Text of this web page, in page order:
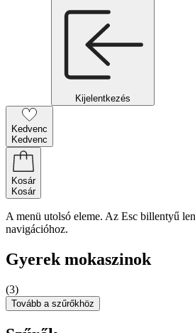
Kijelentkezés
Kedvenc
Kedvenc
Kosár
Kosár
A menü utolsó eleme. Az Esc billentyű
navigációhoz.
Gyerek mokaszinok
(3)
Tovább a szűrőkhöz